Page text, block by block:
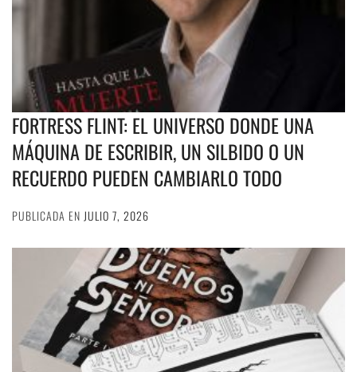
FORTRESS FLINT: EL UNIVERSO DONDE UNA
MÁQUINA DE ESCRIBIR, UN SILBIDO O UN
RECUERDO PUEDEN CAMBIARLO TODO
PUBLICADA EN JULIO 7, 2026